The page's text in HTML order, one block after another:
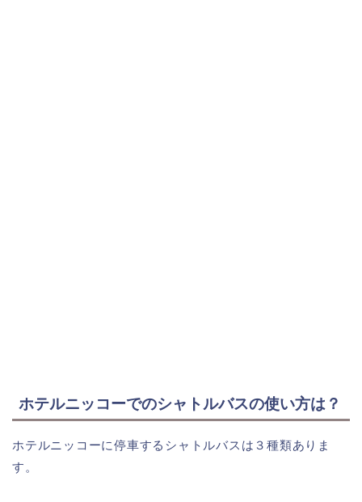
ホテルニッコーでのシャトルバスの使い方は？
ホテルニッコーに停車するシャトルバスは３種類ありま
す。